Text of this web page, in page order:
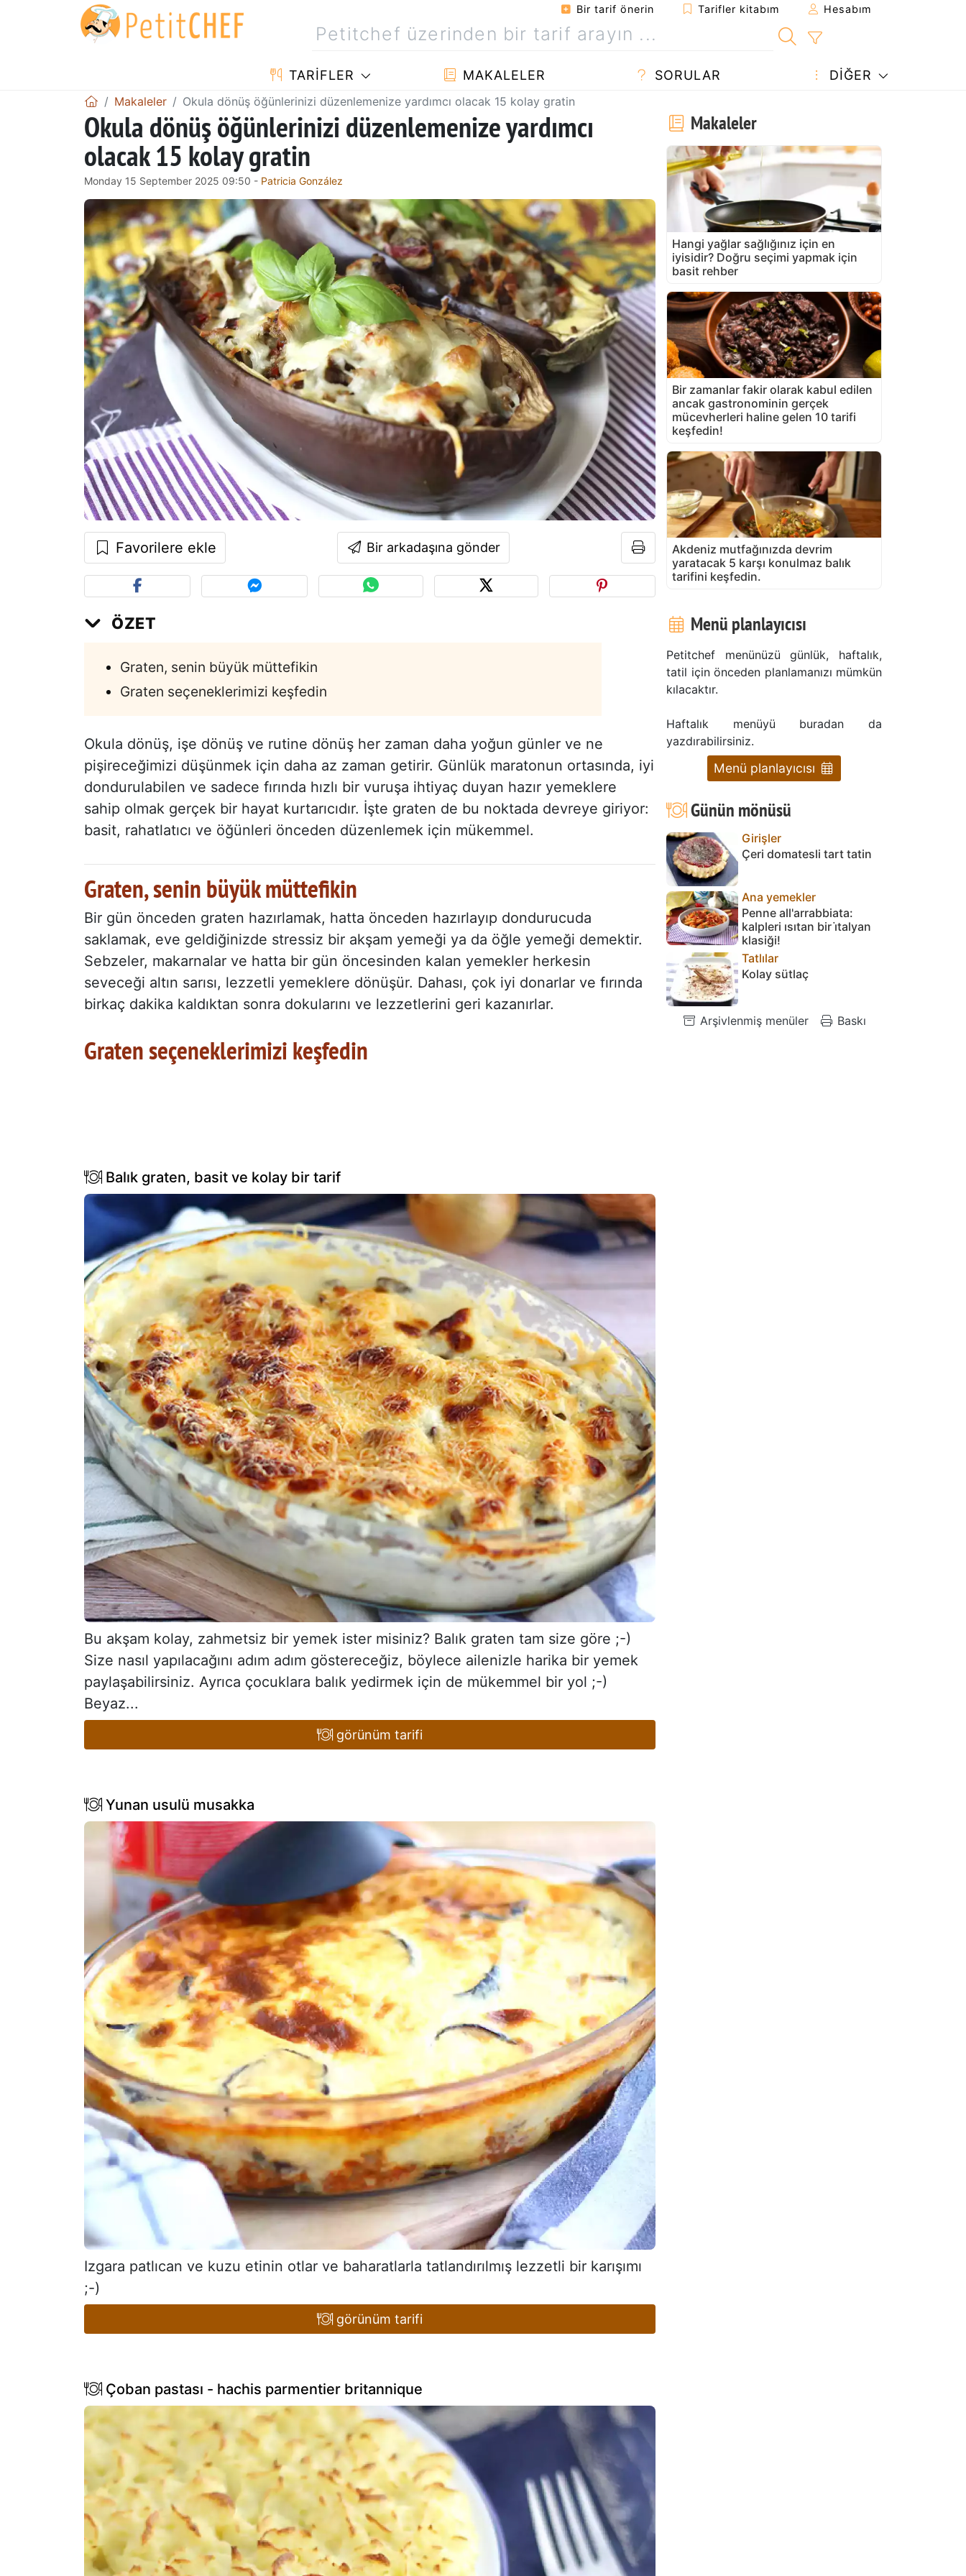
Bir tarif önerin Tarifler kitabım Hesabım
TARIFLER MAKALELER SORULAR DIĞER
Makaleler Okula dönüş öğünlerinizi düzenlemenize yardımcı olacak 15 kolay gratin
Okula dönüş öğünlerinizi düzenlemenize yardımcı
olacak 15 kolay gratin
Monday 15 September 2025 09:50 - Patricia González
Favorilere ekle Bir arkadaşına gönder
ÖZET
Graten, senin büyük müttefikin
Graten seçeneklerimizi keşfedin
Okula dönüş, işe dönüş ve rutine dönüş her zaman daha yoğun günler ve ne
pişireceğimizi düşünmek için daha az zaman getirir. Günlük maratonun ortasında, iyi
dondurulabilen ve sadece fırında hızlı bir vuruşa ihtiyaç duyan hazır yemeklere
sahip olmak gerçek bir hayat kurtarıcıdır. İşte graten de bu noktada devreye giriyor:
basit, rahatlatıcı ve öğünleri önceden düzenlemek için mükemmel.
Graten, senin büyük müttefikin
Bir gün önceden graten hazırlamak, hatta önceden hazırlayıp dondurucuda
saklamak, eve geldiğinizde stressiz bir akşam yemeği ya da öğle yemeği demektir.
Sebzeler, makarnalar ve hatta bir gün öncesinden kalan yemekler herkesin
seveceği altın sarısı, lezzetli yemeklere dönüşür. Dahası, çok iyi donarlar ve fırında
birkaç dakika kaldıktan sonra dokularını ve lezzetlerini geri kazanırlar.
Graten seçeneklerimizi keşfedin
Balık graten, basit ve kolay bir tarif
Bu akşam kolay, zahmetsiz bir yemek ister misiniz? Balık graten tam size göre ;-)
Size nasıl yapılacağını adım adım göstereceğiz, böylece ailenizle harika bir yemek
paylaşabilirsiniz. Ayrıca çocuklara balık yedirmek için de mükemmel bir yol ;-)
Beyaz...
görünüm tarifi
Yunan usulü musakka
Izgara patlıcan ve kuzu etinin otlar ve baharatlarla tatlandırılmış lezzetli bir karışımı
;-)
görünüm tarifi
Çoban pastası - hachis parmentier britannique
Makaleler
Hangi yağlar sağlığınız için en
iyisidir? Doğru seçimi yapmak için
basit rehber
Bir zamanlar fakir olarak kabul edilen
ancak gastronominin gerçek
mücevherleri haline gelen 10 tarifi
keşfedin!
Akdeniz mutfağınızda devrim
yaratacak 5 karşı konulmaz balık
tarifini keşfedin.
Menü planlayıcısı
Petitchef menünüzü günlük, haftalık,
tatil için önceden planlamanızı mümkün
kılacaktır.
Haftalık menüyü buradan da
yazdırabilirsiniz.
Menü planlayıcısı
Günün mönüsü
Girişler
Çeri domatesli tart tatin
Ana yemekler
Penne all'arrabbiata:
kalpleri ısıtan bir i̇talyan
klasiği!
Tatlılar
Kolay sütlaç
Arşivlenmiş menüler Baskı